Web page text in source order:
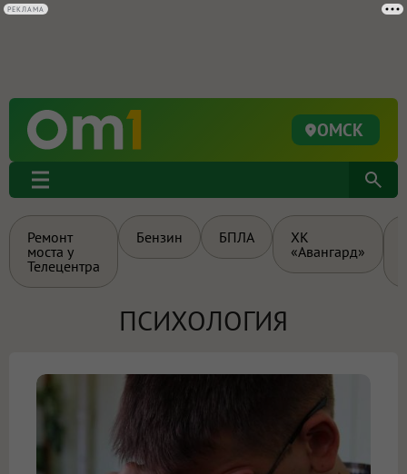
ОМСК
Ремонт
моста у
Телецентра
Бензин БПЛА
ХК
«Авангард»
ПСИХОЛОГИЯ
РЕКЛАМА